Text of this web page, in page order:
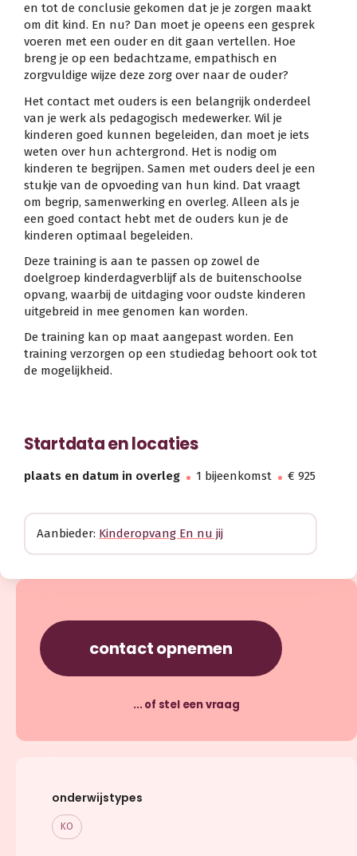
en tot de conclusie gekomen dat je je zorgen maakt
om dit kind. En nu? Dan moet je opeens een gesprek
voeren met een ouder en dit gaan vertellen. Hoe
breng je op een bedachtzame, empathisch en
zorgvuldige wijze deze zorg over naar de ouder?
Het contact met ouders is een belangrijk onderdeel
van je werk als pedagogisch medewerker. Wil je
kinderen goed kunnen begeleiden, dan moet je iets
weten over hun achtergrond. Het is nodig om
kinderen te begrijpen. Samen met ouders deel je een
stukje van de opvoeding van hun kind. Dat vraagt
om begrip, samenwerking en overleg. Alleen als je
een goed contact hebt met de ouders kun je de
kinderen optimaal begeleiden.
Deze training is aan te passen op zowel de
doelgroep kinderdagverblijf als de buitenschoolse
opvang, waarbij de uitdaging voor oudste kinderen
uitgebreid in mee genomen kan worden.
De training kan op maat aangepast worden. Een
training verzorgen op een studiedag behoort ook tot
de mogelijkheid.
Startdata en locaties
plaats en datum in overleg 1 bijeenkomst € 925
Aanbieder: Kinderopvang En nu jij
contact opnemen
... of stel een vraag
onderwijstypes
KO